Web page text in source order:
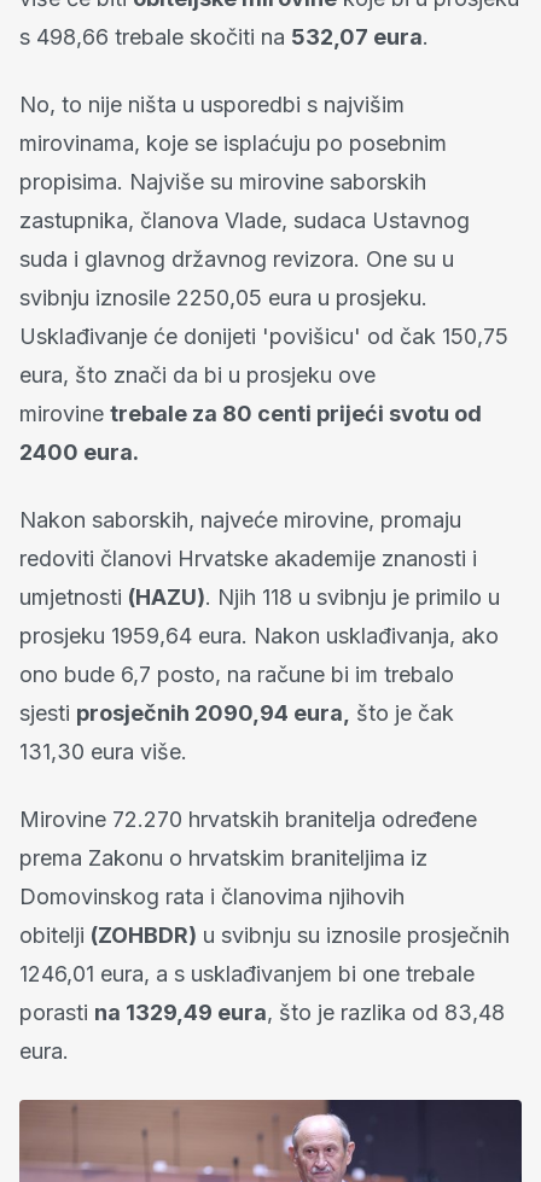
s 498,66 trebale skočiti na 532,07 eura.
No, to nije ništa u usporedbi s najvišim
mirovinama, koje se isplaćuju po posebnim
propisima. Najviše su mirovine saborskih
zastupnika, članova Vlade, sudaca Ustavnog
suda i glavnog državnog revizora. One su u
svibnju iznosile 2250,05 eura u prosjeku.
Usklađivanje će donijeti 'povišicu' od čak 150,75
eura, što znači da bi u prosjeku ove
mirovine trebale za 80 centi prijeći svotu od
2400 eura.
Nakon saborskih, najveće mirovine, promaju
redoviti članovi Hrvatske akademije znanosti i
umjetnosti (HAZU). Njih 118 u svibnju je primilo u
prosjeku 1959,64 eura. Nakon usklađivanja, ako
ono bude 6,7 posto, na račune bi im trebalo
sjesti prosječnih 2090,94 eura,
što je čak
131,30 eura više.
Mirovine 72.270 hrvatskih branitelja određene
prema Zakonu o hrvatskim braniteljima iz
Domovinskog rata i članovima njihovih
obitelji (ZOHBDR) u svibnju su iznosile prosječnih
1246,01 eura, a s usklađivanjem bi one trebale
porasti na 1329,49 eura, što je razlika od 83,48
eura.